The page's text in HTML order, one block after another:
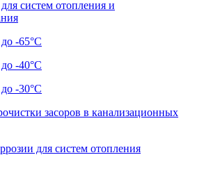
систем отопления и
-65°C
-40°C
-30°C
засоров в канализационных
для систем отопления